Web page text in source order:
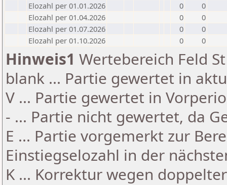
Elozahl per 01.01.2026
0
0
Elozahl per 01.04.2026
0
0
Elozahl per 01.07.2026
0
0
Elozahl per 01.10.2026
0 0
Hinweis1 Wertebereich Feld
blank ... Partie gewertet in
V ... Partie gewertet in
- ... Partie nicht gewertet, da
E ... Partie vorgemerkt zur
Einstiegselozahl in der
K ... Korrektur wegen